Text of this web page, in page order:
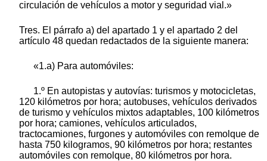
circulación de vehículos a motor y seguridad vial.»
Tres. El párrafo a) del apartado 1 y el apartado 2 del
artículo 48 quedan redactados de la siguiente manera:
«1.a) Para automóviles:
1.º En autopistas y autovías: turismos y motocicletas,
120 kilómetros por hora; autobuses, vehículos derivados
de turismo y vehículos mixtos adaptables, 100 kilómetros
por hora; camiones, vehículos articulados,
tractocamiones, furgones y automóviles con remolque de
hasta 750 kilogramos, 90 kilómetros por hora; restantes
automóviles con remolque, 80 kilómetros por hora.